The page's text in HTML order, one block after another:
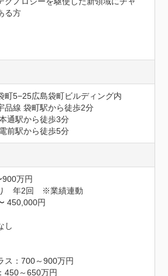
る方
町5−25広島袋町ビルディング内
品線 袋町駅から徒歩2分
通駅から徒歩3分
前駅から徒歩5分
万円
　年2回　※業績連動
450,000円
し
ス：700～900万円
450～650万円